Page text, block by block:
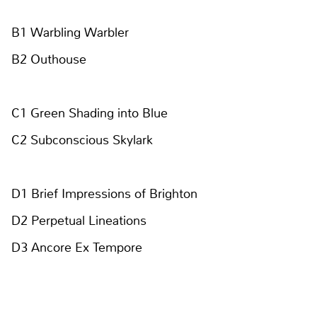
B1 Warbling Warbler
B2 Outhouse
C1 Green Shading into Blue
C2 Subconscious Skylark
D1 Brief Impressions of Brighton
D2 Perpetual Lineations
D3 Ancore Ex Tempore